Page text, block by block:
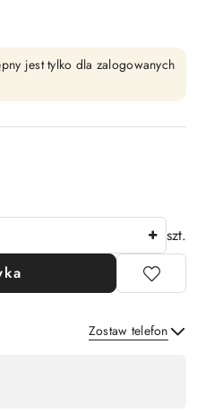
jest tylko dla zalogowanych
szt.
Zostaw telefon